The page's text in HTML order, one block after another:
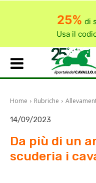
25% di
Usa il
Home Rubriche
14/09/2023
Da più di un
scuderia i